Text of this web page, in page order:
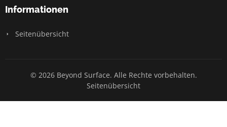
Informationen
Seitenübersicht
© 2026 Beyond Surface. Alle Rechte vorbehalten.
Seitenübersicht